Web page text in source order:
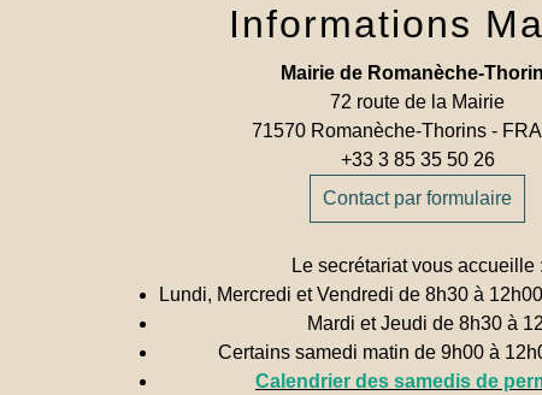
Informations
Mairie de Romanèche-
72 route de la Mairie
71570 Romanèche-Thorins -
+33 3 85 35 50 26
Contact par formulaire
Le secrétariat vous accueille :
Lundi, Mercredi et Vendredi de 8h30 à
Mardi et Jeudi de 8h30 à
Certains samedi matin de 9h00 à
Calendrier des samedis de